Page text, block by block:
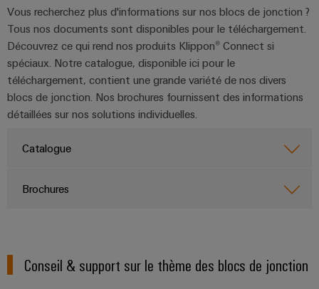
Vous recherchez plus d'informations sur nos blocs de jonction ?
Tous nos documents sont disponibles pour le téléchargement.
Découvrez ce qui rend nos produits Klippon® Connect si
spéciaux. Notre catalogue, disponible ici pour le
téléchargement, contient une grande variété de nos divers
blocs de jonction. Nos brochures fournissent des informations
détaillées sur nos solutions individuelles.
Catalogue
Brochures
Conseil & support sur le thème des blocs de jonction